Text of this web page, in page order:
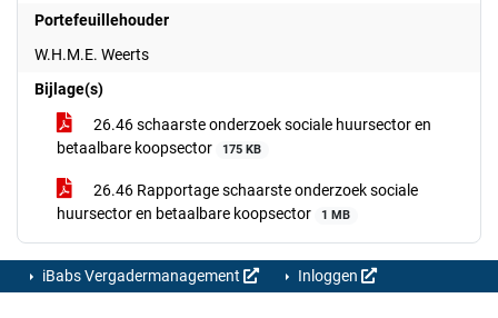
Portefeuillehouder
W.H.M.E. Weerts
Bijlage(s)
26.46 schaarste onderzoek sociale huursector en
betaalbare koopsector
175 KB
26.46 Rapportage schaarste onderzoek sociale
huursector en betaalbare koopsector
1 MB
iBabs Vergadermanagement Inloggen